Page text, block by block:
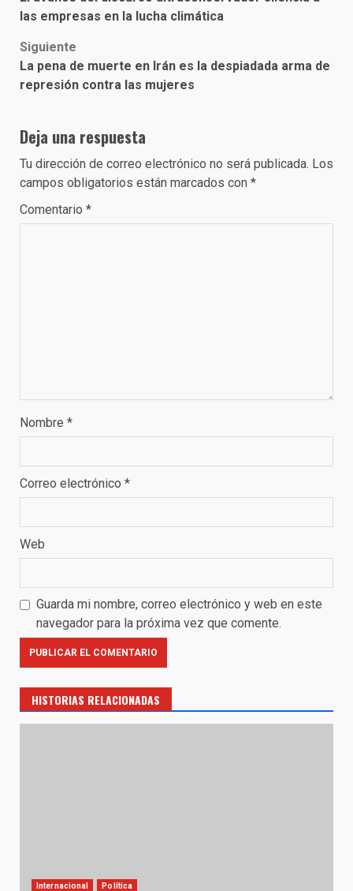
navigation
las empresas en la lucha climática
Siguiente
La pena de muerte en Irán es la despiadada arma de
represión contra las mujeres
Deja una respuesta
Tu dirección de correo electrónico no será publicada. Los
campos obligatorios están marcados con *
Comentario *
Nombre *
Correo electrónico *
Web
Guarda mi nombre, correo electrónico y web en este
navegador para la próxima vez que comente.
HISTORIAS RELACIONADAS
Internacional Política